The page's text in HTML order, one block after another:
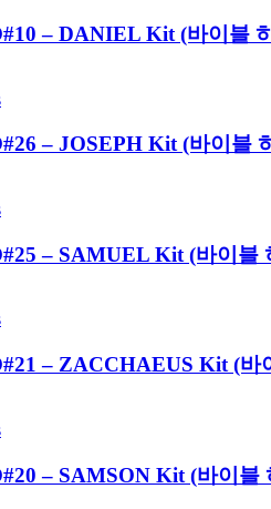
– DANIEL Kit (바이블
– JOSEPH Kit (바이블
– SAMUEL Kit (바이블
– ZACCHAEUS Kit (바
– SAMSON Kit (바이블